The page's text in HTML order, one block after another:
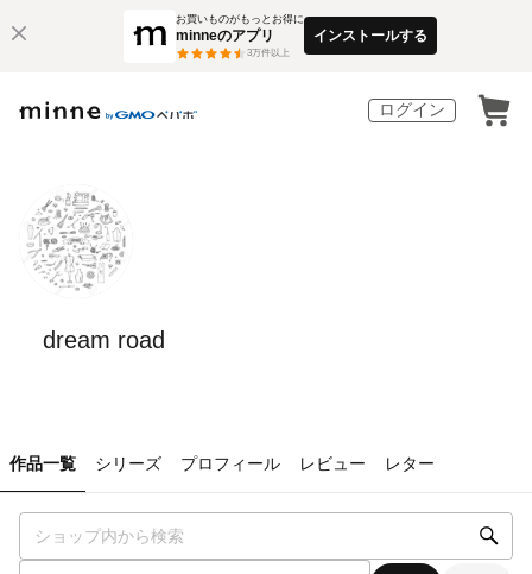
お買いものがもっとお得に
minneのアプリ
3万件以上
インストールする
ログイン
dream road
作品一覧 シリーズ プロフィール レビュー レター